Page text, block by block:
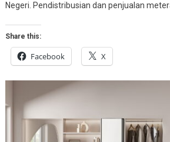
Negeri. Pendistribusian dan penjualan
Share this:
Facebook X